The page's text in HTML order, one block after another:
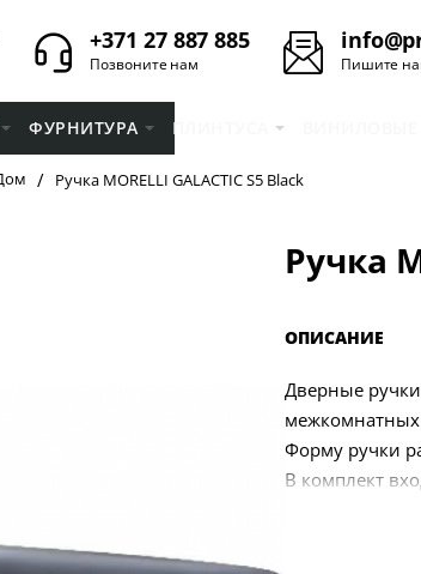
+371 27 887 885
Позвоните нам Пишите
ФУРНИТУРА ПЛИНТУСA
Ручка MORELLI GALACTIC S5 Black
Ручка
ОПИСАНИЕ
Дверные ручки
Форму ручки
В комплект